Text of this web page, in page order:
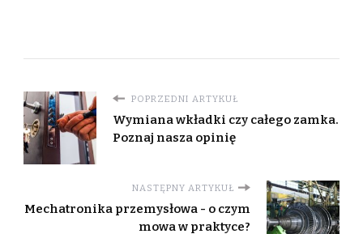
POPRZEDNI ARTYKUŁ
Wymiana wkładki czy całego zamka.
Poznaj nasza opinię
NASTĘPNY ARTYKUŁ
Mechatronika przemysłowa - o czym
mowa w praktyce?